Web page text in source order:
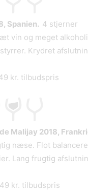
Spanien. 4 stjerner
vin og meget
Krydret
kr. tilbudspris
Malijay 2018,
næse. Flot
Lang frugtig
kr. tilbudspris